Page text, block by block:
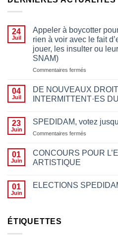
24
Juil
Appeler à boycotter
rien à voir avec le fait
jouer, les insulter ou
SNAM)
Commentaires fermés
à
boycotter
pour
motifs
à
fait
04
Juil
DE NOUVEAUX
INTERMITTENT·ES
23
Juin
SPEDIDAM, votez
Commentaires fermés
votez
23h59
01
Juin
CONCOURS POUR
ARTISTIQUE
01
Juin
ELECTIONS
ÉTIQUETTES